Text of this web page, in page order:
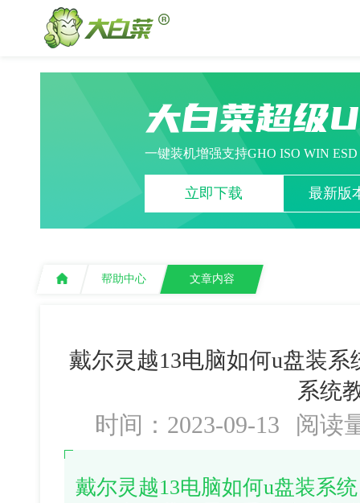
大白菜超级
一键装机增强支持GHO ISO WIN
立即下载 最新版
帮助中心 文章内容
戴尔灵越13电脑如何u盘装
系统
时间：2023-09-13 阅读
戴尔灵越13电脑如何u盘装系